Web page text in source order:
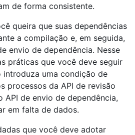
de forma consistente.
queira que suas dependências
a compilação e, em seguida,
envio de dependência. Nesse
práticas que você deve seguir
introduza uma condição de
processos da API de revisão
API de envio de dependência,
em falta de dados.
que você deve adotar